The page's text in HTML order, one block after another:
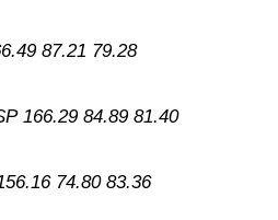
87.21 79.28
166.29 84.89 81.40
74.80 83.36